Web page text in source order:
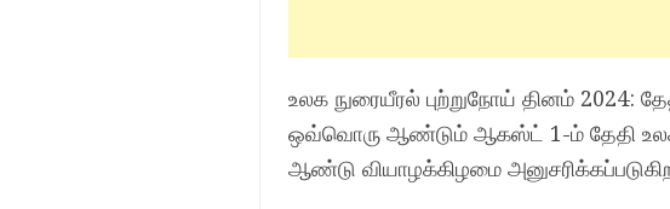
உலக நுரையீரல் புற்றுநோய் தினம் 2024:
ஒவ்வொரு ஆண்டும் ஆகஸ்ட் 1-ம் தேதி உலக
ஆண்டு வியாழக்கிழமை